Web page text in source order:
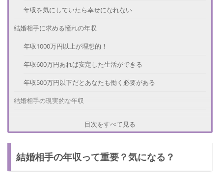
年収を気にしていたら幸せになれない
結婚相手に求める憧れの年収
年収1000万円以上が理想的！
年収600万円あれば安定した生活ができる
年収500万円以下だとあなたも働く必要がある
結婚相手の現実的な年収
年収1000万円以上の人は限られる
結婚相手の年収が低かった！どうする？
目次をすべて見る
結婚相手の年収って重要？気になる？